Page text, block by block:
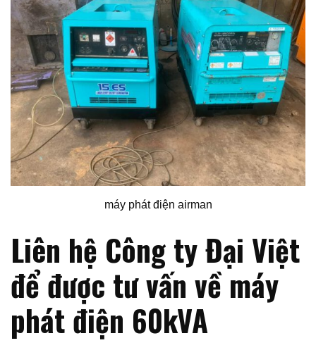
máy phát điện airman
Liên hệ Công ty Đại Việt
để được tư vấn về máy
phát điện 60kVA